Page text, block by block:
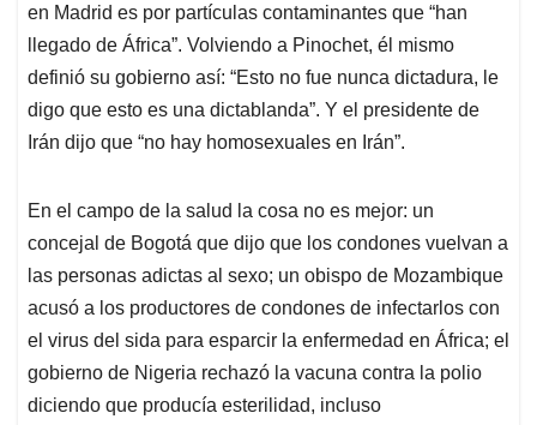
en Madrid es por partículas contaminantes que “han
llegado de África”. Volviendo a Pinochet, él mismo
definió su gobierno así: “Esto no fue nunca dictadura, le
digo que esto es una dictablanda”. Y el presidente de
Irán dijo que “no hay homosexuales en Irán”.
En el campo de la salud la cosa no es mejor: un
concejal de Bogotá que dijo que los condones vuelvan a
las personas adictas al sexo; un obispo de Mozambique
acusó a los productores de condones de infectarlos con
el virus del sida para esparcir la enfermedad en África; el
gobierno de Nigeria rechazó la vacuna contra la polio
diciendo que producía esterilidad, incluso